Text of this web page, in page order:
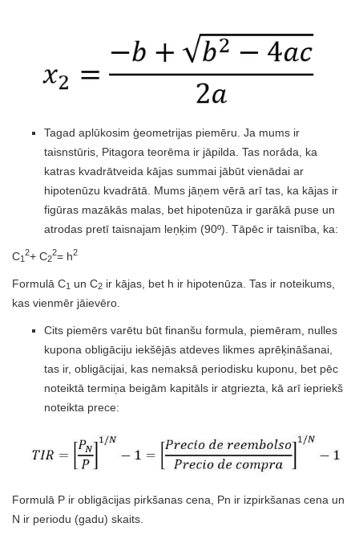
Tagad aplūkosim ģeometrijas piemēru. Ja mums ir
taisnstūris, Pitagora teorēma ir jāpilda. Tas norāda, ka
katras kvadrātveida kājas summai jābūt vienādai ar
hipotenūzu kvadrātā. Mums jāņem vērā arī tas, ka kājas ir
figūras mazākās malas, bet hipotenūza ir garākā puse un
atrodas pretī taisnajam leņķim (90º). Tāpēc ir taisnība, ka:
C1
2+ C2
2= h2
Formulā C1 un C2 ir kājas, bet h ir hipotenūza. Tas ir noteikums,
kas vienmēr jāievēro.
Cits piemērs varētu būt finanšu formula, piemēram, nulles
kupona obligāciju iekšējās atdeves likmes aprēķināšanai,
tas ir, obligācijai, kas nemaksā periodisku kuponu, bet pēc
noteiktā termiņa beigām kapitāls ir atgriezta, kā arī iepriekš
noteikta prece:
Formulā P ir obligācijas pirkšanas cena, Pn ir izpirkšanas cena un
N ir periodu (gadu) skaits.